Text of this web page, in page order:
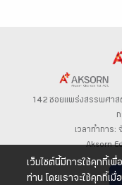
142 ซอยแพร่งสรรพศาส
เวลาทำการ:
Aksorn
เว็บไซต์นี้มีการใช้คุกกี้เ
ท่าน โดยเราจะใช้คุกกี้เ